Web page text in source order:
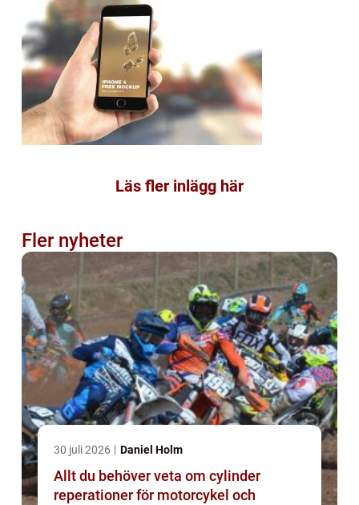
Läs fler inlägg här
Fler nyheter
30 juli 2026 Daniel Holm
Allt du behöver veta om cylinder
reperationer för motorcykel och